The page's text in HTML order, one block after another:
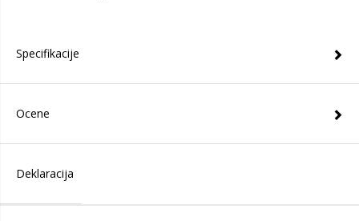
Specifikacije
Ocene
Deklaracija